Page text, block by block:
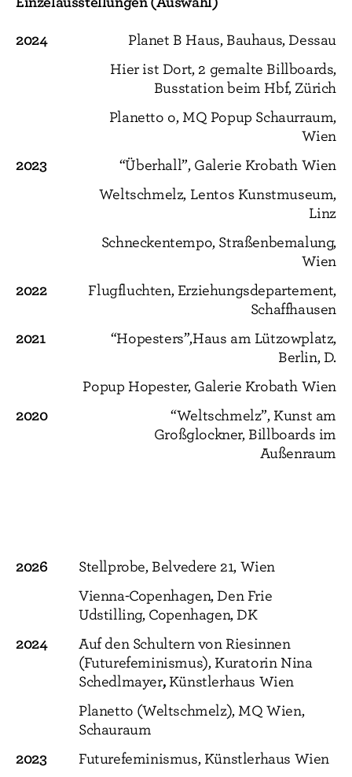
2024
Planet B Haus, Bauhaus, Dessau
Hier ist Dort, 2 gemalte Billboards,
Busstation beim Hbf, Zürich
Planetto o, MQ Popup Schaurraum,
Wien
2023
“Überhall”, Galerie Krobath Wien
Weltschmelz, Lentos Kunstmuseum,
Linz
Schneckentempo, Straßenbemalung,
Wien
2022
Flugfluchten, Erziehungsdepartement,
Schaffhausen
2021
“Hopesters”,Haus am Lützowplatz,
Berlin, D.
Popup Hopester, Galerie Krobath Wien
2020
“Weltschmelz”, Kunst am
Großglockner, Billboards im
Außenraum
2026
Stellprobe, Belvedere 21, Wien
Vienna-Copenhagen, Den Frie
Udstilling, Copenhagen, DK
2024
Auf den Schultern von Riesinnen
(Futurefeminismus), Kuratorin Nina
Schedlmayer, Künstlerhaus Wien
Planetto (Weltschmelz), MQ Wien,
Schauraum
2023 Futurefeminismus, Künstlerhaus Wien